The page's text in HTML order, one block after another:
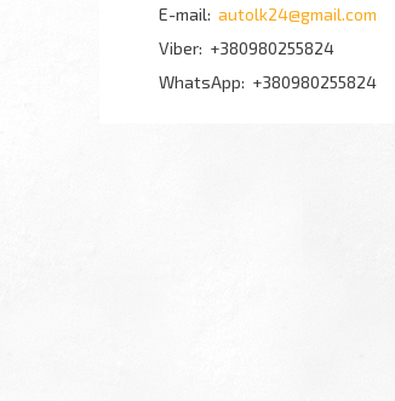
autolk24@gmail.com
+380980255824
+380980255824